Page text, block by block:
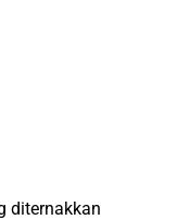
diternakkan